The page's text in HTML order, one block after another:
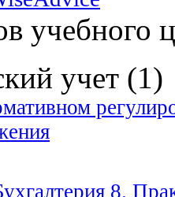
учебного
учет (1)
8.